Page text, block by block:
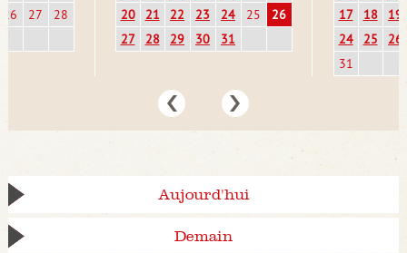
26
27 28
20
21 22 23 24 25
26
27
28 29 30 31
17
18
19
24
25
26
31
Aujourd'hui
Demain